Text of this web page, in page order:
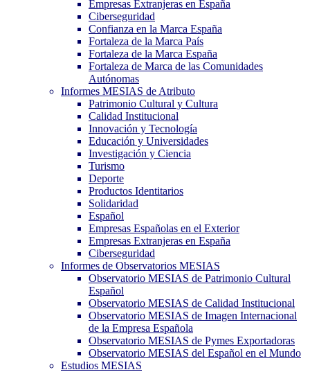
Empresas Extranjeras en España
Ciberseguridad
Confianza en la Marca España
Fortaleza de la Marca País
Fortaleza de la Marca España
Fortaleza de Marca de las Comunidades
Autónomas
Informes MESIAS de Atributo
Patrimonio Cultural y Cultura
Calidad Institucional
Innovación y Tecnología
Educación y Universidades
Investigación y Ciencia
Turismo
Deporte
Productos Identitarios
Solidaridad
Español
Empresas Españolas en el Exterior
Empresas Extranjeras en España
Ciberseguridad
Informes de Observatorios MESIAS
Observatorio MESIAS de Patrimonio Cultural
Español
Observatorio MESIAS de Calidad Institucional
Observatorio MESIAS de Imagen Internacional
de la Empresa Española
Observatorio MESIAS de Pymes Exportadoras
Observatorio MESIAS del Español en el Mundo
Estudios MESIAS